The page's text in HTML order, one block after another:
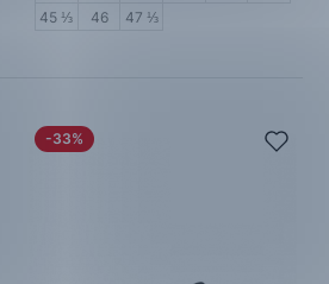
45 ⅓
46 47 ⅓
-33%